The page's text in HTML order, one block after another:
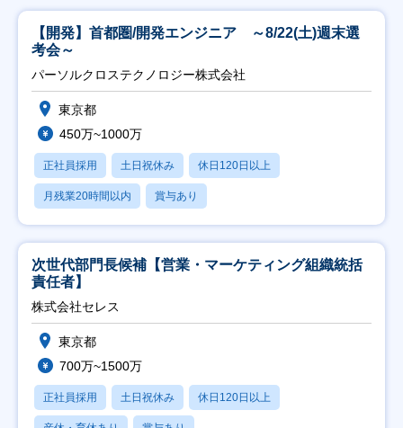
【開発】首都圏/開発エンジニア ～8/22(土)週末選
考会～
パーソルクロステクノロジー株式会社
東京都
450万~1000万
正社員採用 土日祝休み 休日120日以上
月残業20時間以内 賞与あり
次世代部門長候補【営業・マーケティング組織統括
責任者】
株式会社セレス
東京都
700万~1500万
正社員採用 土日祝休み 休日120日以上